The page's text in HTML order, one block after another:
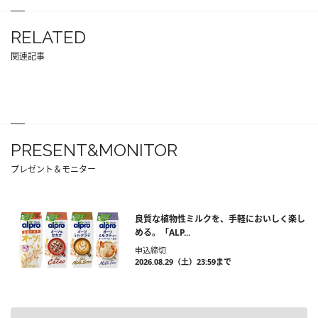
RELATED
関連記事
PRESENT&MONITOR
プレゼント＆モニター
良質な植物性ミルクを、手軽においしく楽し
める。「ALP...
申込締切
2026.08.29（土）23:59まで